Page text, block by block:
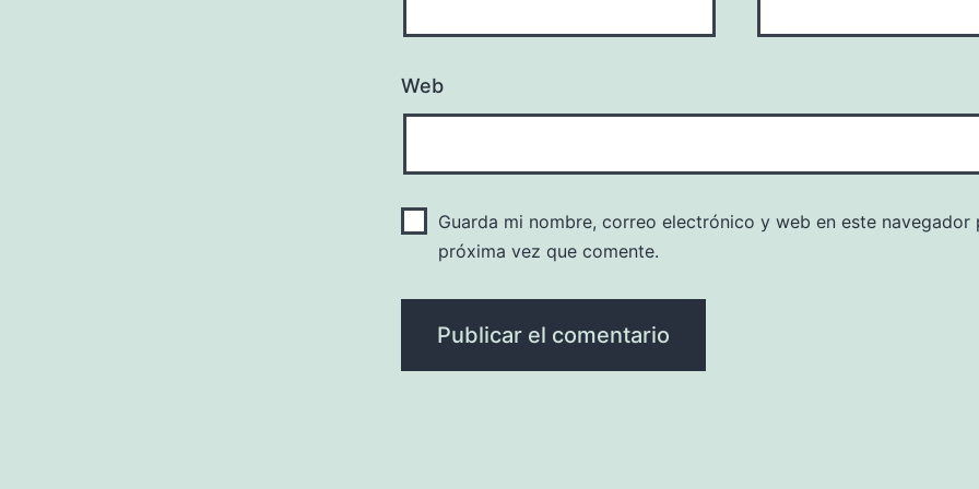
Web
Guarda mi nombre, correo electrónico y web en este navegador
próxima vez que comente.